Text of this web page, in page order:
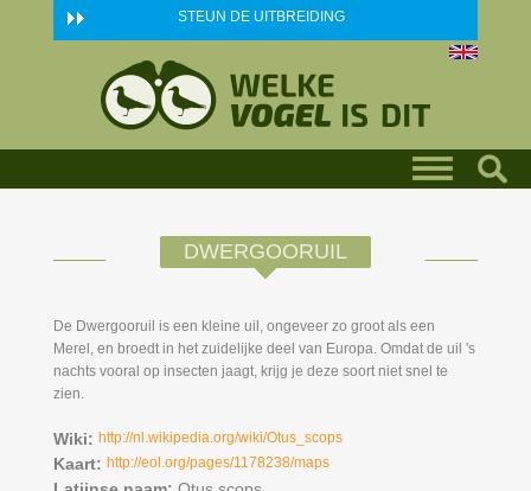
Skip to main content STEUN DE UITBREIDING
DWERGOORUIL
De Dwergooruil is een kleine uil, ongeveer zo groot als een
Merel, en broedt in het zuidelijke deel van Europa. Omdat de uil 's
nachts vooral op insecten jaagt, krijg je deze soort niet snel te
zien.
Wiki: http://nl.wikipedia.org/wiki/Otus_scops
Kaart: http://eol.org/pages/1178238/maps